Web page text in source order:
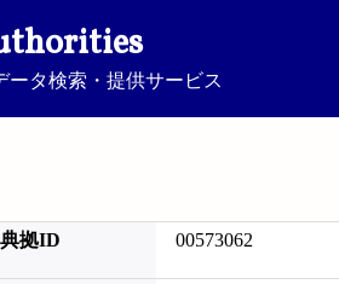
ータ検索・提供サービス
拠ID 00573062